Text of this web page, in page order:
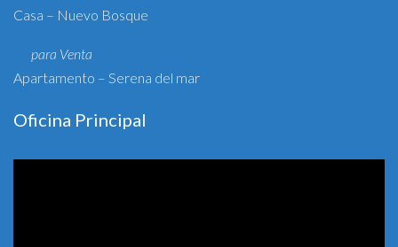
Casa – Nuevo Bosque
para Venta
Apartamento – Serena del mar
Oficina Principal